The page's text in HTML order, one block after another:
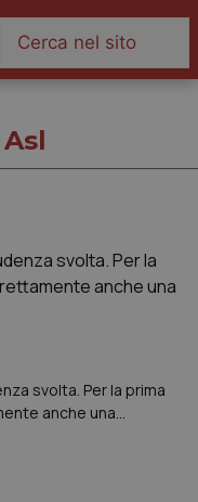
svolta. Per la prima
anche una